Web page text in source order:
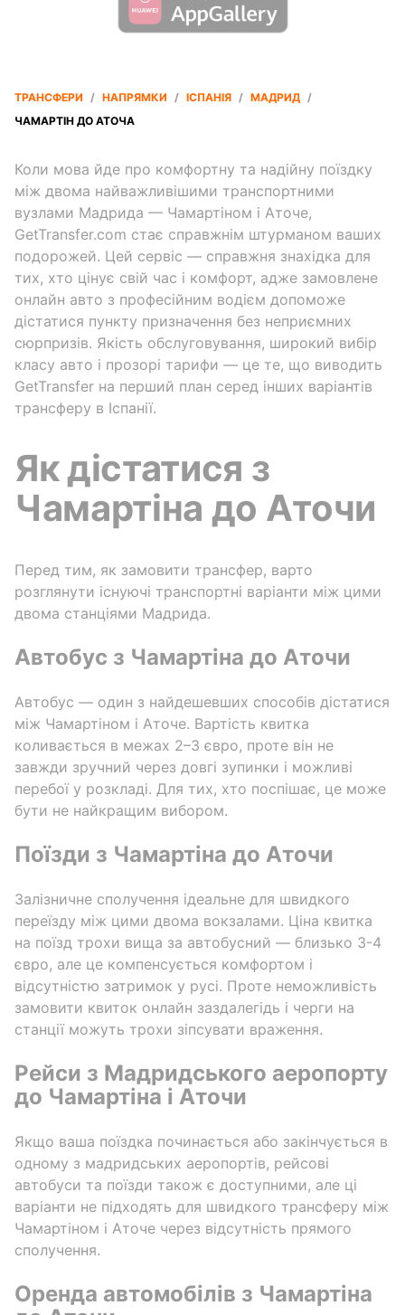
ТРАНСФЕРИ / НАПРЯМКИ / ІСПАНІЯ / МАДРИД /
ЧАМАРТІН ДО АТОЧА
Коли мова йде про комфортну та надійну поїздку
між двома найважливішими транспортними
вузлами Мадрида — Чамартіном і Аточе,
GetTransfer.com стає справжнім штурманом ваших
подорожей. Цей сервіс — справжня знахідка для
тих, хто цінує свій час і комфорт, адже замовлене
онлайн авто з професійним водієм допоможе
дістатися пункту призначення без неприємних
сюрпризів. Якість обслуговування, широкий вибір
класу авто і прозорі тарифи — це те, що виводить
GetTransfer на перший план серед інших варіантів
трансферу в Іспанії.
Як дістатися з
Чамартіна до Аточи
Перед тим, як замовити трансфер, варто
розглянути існуючі транспортні варіанти між цими
двома станціями Мадрида.
Автобус з Чамартіна до Аточи
Автобус — один з найдешевших способів дістатися
між Чамартіном і Аточе. Вартість квитка
коливається в межах 2–3 євро, проте він не
завжди зручний через довгі зупинки і можливі
перебої у розкладі. Для тих, хто поспішає, це може
бути не найкращим вибором.
Поїзди з Чамартіна до Аточи
Залізничне сполучення ідеальне для швидкого
переїзду між цими двома вокзалами. Ціна квитка
на поїзд трохи вища за автобусний — близько 3-4
євро, але це компенсується комфортом і
відсутністю затримок у русі. Проте неможливість
замовити квиток онлайн заздалегідь і черги на
станції можуть трохи зіпсувати враження.
Рейси з Мадридського аеропорту
до Чамартіна і Аточи
Якщо ваша поїздка починається або закінчується в
одному з мадридських аеропортів, рейсові
автобуси та поїзди також є доступними, але ці
варіанти не підходять для швидкого трансферу між
Чамартіном і Аточе через відсутність прямого
сполучення.
Оренда автомобілів з Чамартіна